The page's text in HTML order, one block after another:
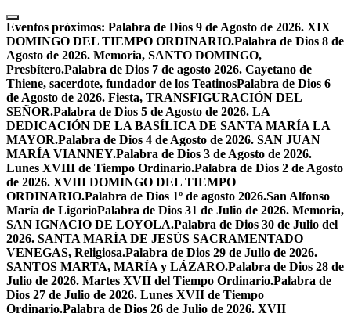
Skip
to
content
Eventos próximos: Palabra de Dios 9 de Agosto de 2026. XIX
DOMINGO DEL TIEMPO ORDINARIO.Palabra de Dios 8 de
Agosto de 2026. Memoria, SANTO DOMINGO,
Presbítero.Palabra de Dios 7 de agosto 2026. Cayetano de
Thiene, sacerdote, fundador de los TeatinosPalabra de Dios 6
de Agosto de 2026. Fiesta, TRANSFIGURACIÓN DEL
SEÑOR.Palabra de Dios 5 de Agosto de 2026. LA
DEDICACIÓN DE LA BASÍLICA DE SANTA MARÍA LA
MAYOR.Palabra de Dios 4 de Agosto de 2026. SAN JUAN
MARÍA VIANNEY.Palabra de Dios 3 de Agosto de 2026.
Lunes XVIII de Tiempo Ordinario.Palabra de Dios 2 de Agosto
de 2026. XVIII DOMINGO DEL TIEMPO
ORDINARIO.Palabra de Dios 1º de agosto 2026.San Alfonso
María de LigorioPalabra de Dios 31 de Julio de 2026. Memoria,
SAN IGNACIO DE LOYOLA.Palabra de Dios 30 de Julio del
2026. SANTA MARÍA DE JESÚS SACRAMENTADO
VENEGAS, Religiosa.Palabra de Dios 29 de Julio de 2026.
SANTOS MARTA, MARÍA y LÁZARO.Palabra de Dios 28 de
Julio de 2026. Martes XVII del Tiempo Ordinario.Palabra de
Dios 27 de Julio de 2026. Lunes XVII de Tiempo
Ordinario.Palabra de Dios 26 de Julio de 2026. XVII